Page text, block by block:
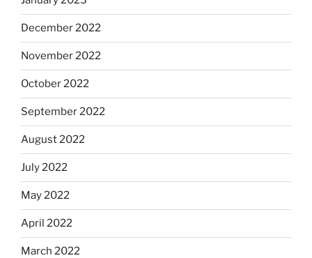
December 2022
November 2022
October 2022
September 2022
August 2022
July 2022
May 2022
April 2022
March 2022